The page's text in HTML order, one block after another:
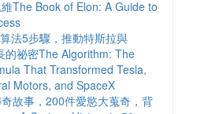
The Book of Elon: A Guide to
法5步驟，推動特斯拉與
的祕密The Algorithm: The
That Transformed Tesla,
Motors, and SpaceX
故事，200件愛慾大蒐奇，背